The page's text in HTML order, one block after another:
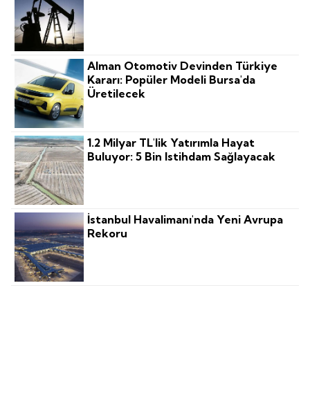
Alman Otomotiv Devinden Türkiye
Kararı: Popüler Modeli Bursa'da
Üretilecek
1.2 Milyar TL'lik Yatırımla Hayat
Buluyor: 5 Bin Istihdam Sağlayacak
İstanbul Havalimanı'nda Yeni Avrupa
Rekoru